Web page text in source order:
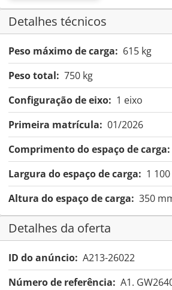
Detalhes técnicos
Peso máximo de carga: 615 kg
Peso total: 750 kg
Configuração de eixo: 1 eixo
Primeira matrícula: 01/2026
Comprimento do espaço de carga:
Largura do espaço de carga: 1
Altura do espaço de carga: 350
Detalhes da oferta
ID do anúncio: A213-26022
Número de referência: A1.